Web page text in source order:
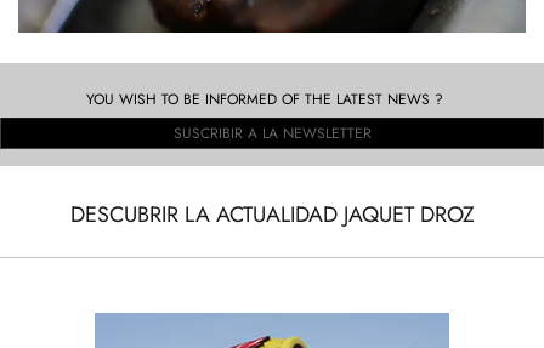
YOU WISH TO BE INFORMED OF THE LATEST NEWS ?
SUSCRIBIR A LA NEWSLETTER
DESCUBRIR LA ACTUALIDAD JAQUET DROZ